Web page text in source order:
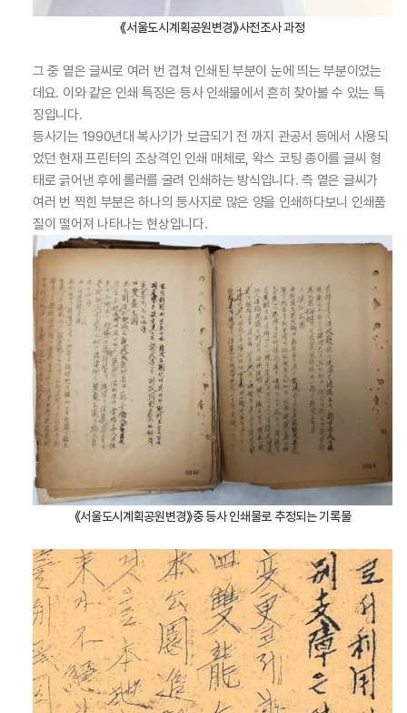
《서울도시계획공원변경》사전조사 과정
그 중 옅은 글씨로 여러 번 겹쳐 인쇄된 부분이 눈에 띄는 부분이었는
데요. 이와 같은 인쇄 특징은 등사 인쇄물에서 흔히 찾아볼 수 있는 특
징입니다.
등사기는 1990년대 복사기가 보급되기 전 까지 관공서 등에서 사용되
었던 현재 프린터의 조상격인 인쇄 매체로, 왁스 코팅 종이를 글씨 형
태로 긁어낸 후에 롤러를 굴려 인쇄하는 방식입니다. 즉 옅은 글씨가
여러 번 찍힌 부분은 하나의 등사지로 많은 양을 인쇄하다보니 인쇄품
질이 떨어져 나타나는 현상입니다.
《서울도시계획공원변경》중 등사 인쇄물로 추정되는 기록물